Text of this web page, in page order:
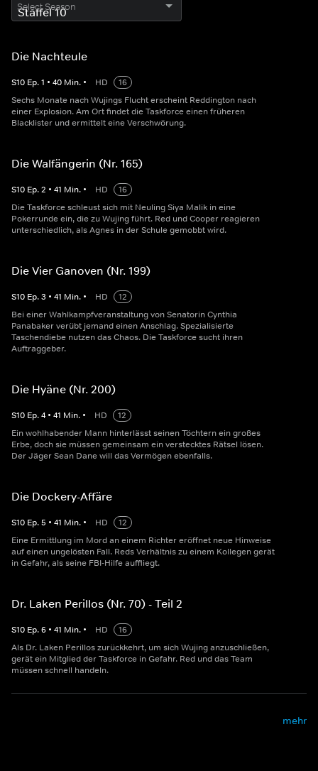
Select Season
Die Nachteule
S10 Ep.1 • 40 Min. • HD
16
Sechs Monate nach Wujings Flucht erscheint Reddington nach
einer Explosion. Am Ort findet die Taskforce einen früheren
Blacklister und ermittelt eine Verschwörung.
Die Walfängerin (Nr. 165)
S10 Ep.2 • 41 Min. • HD
16
Die Taskforce schleust sich mit Neuling Siya Malik in eine
Pokerrunde ein, die zu Wujing führt. Red und Cooper reagieren
unterschiedlich, als Agnes in der Schule gemobbt wird.
Die Vier Ganoven (Nr. 199)
S10 Ep.3 • 41 Min. • HD
12
Bei einer Wahlkampfveranstaltung von Senatorin Cynthia
Panabaker verübt jemand einen Anschlag. Spezialisierte
Taschendiebe nutzen das Chaos. Die Taskforce sucht ihren
Auftraggeber.
Die Hyäne (Nr. 200)
S10 Ep.4 • 41 Min. • HD
12
Ein wohlhabender Mann hinterlässt seinen Töchtern ein großes
Erbe, doch sie müssen gemeinsam ein verstecktes Rätsel lösen.
Der Jäger Sean Dane will das Vermögen ebenfalls.
Die Dockery-Affäre
S10 Ep.5 • 41 Min. • HD
12
Eine Ermittlung im Mord an einem Richter eröffnet neue Hinweise
auf einen ungelösten Fall. Reds Verhältnis zu einem Kollegen gerät
in Gefahr, als seine FBI-Hilfe auffliegt.
Dr. Laken Perillos (Nr. 70) - Teil 2
S10 Ep.6 • 41 Min. • HD
16
Als Dr. Laken Perillos zurückkehrt, um sich Wujing anzuschließen,
gerät ein Mitglied der Taskforce in Gefahr. Red und das Team
müssen schnell handeln.
mehr